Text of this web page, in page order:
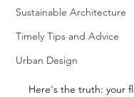
Sustainable Architecture
Timely Tips and Advice
Urban Design
Here's the truth: your